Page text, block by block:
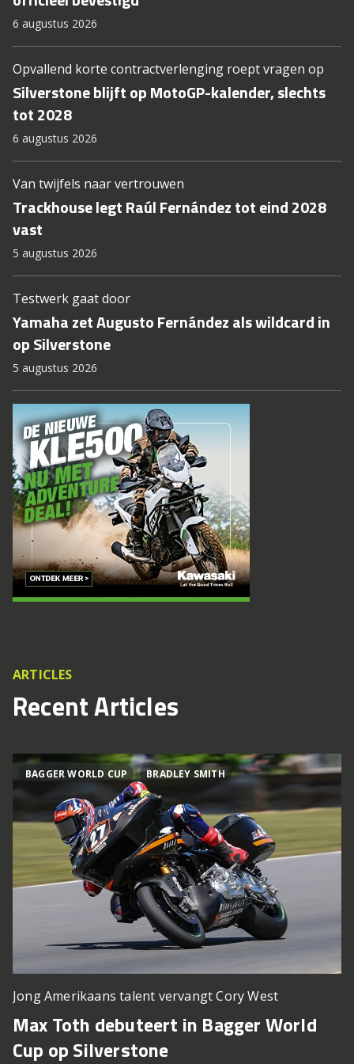
6 augustus 2026
Opvallend korte contractverlenging roept vragen op
Silverstone blijft op MotoGP-kalender, slechts
tot 2028
6 augustus 2026
Van twijfels naar vertrouwen
Trackhouse legt Raúl Fernández tot eind 2028
vast
5 augustus 2026
Testwerk gaat door
Yamaha zet Augusto Fernández als wildcard in
op Silverstone
5 augustus 2026
ARTICLES
Recent Articles
BAGGER WORLD CUP BRADLEY SMITH
Jong Amerikaans talent vervangt Cory West
Max Toth debuteert in Bagger World
Cup op Silverstone